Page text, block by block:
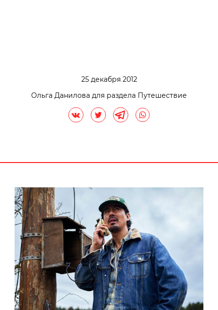
25 декабря 2012
Ольга Данилова для раздела Путешествие